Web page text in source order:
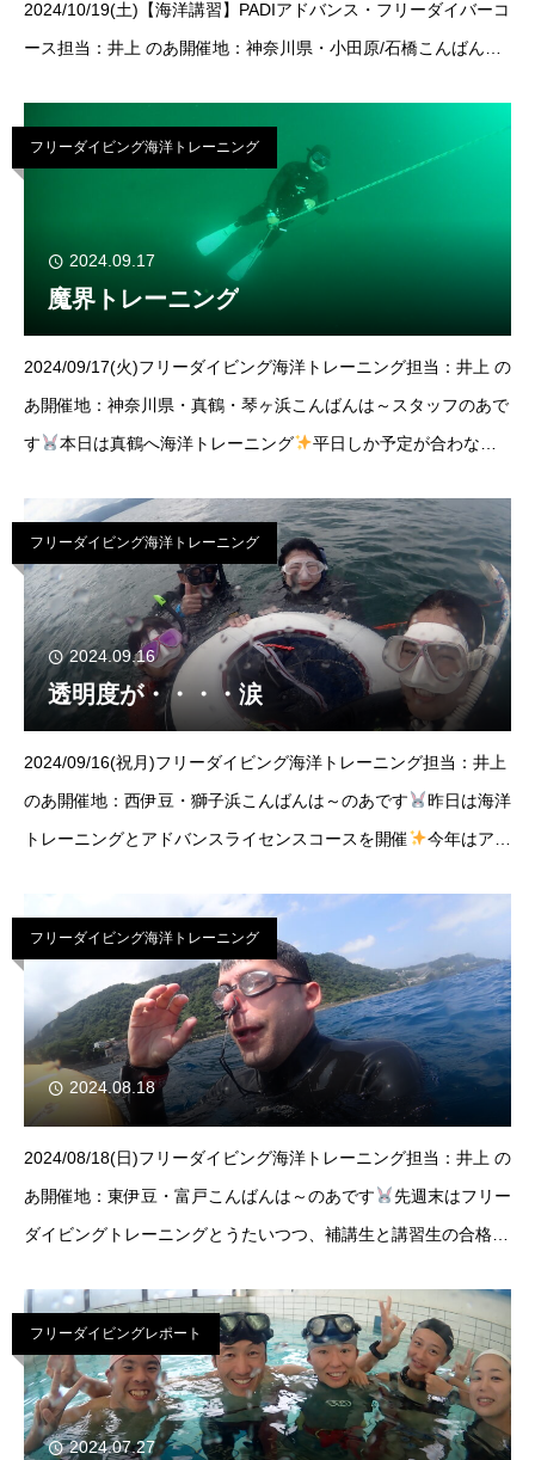
2024/10/19(土)【海洋講習】PADIアドバンス・フリーダイバーコ
ース担当：井上 のあ開催地：神奈川県・小田原/石橋こんばんは
水温少しずつ
フリーダイビング海洋トレーニング
2024.09.17
魔界トレーニング
2024/09/17(火)フリーダイビング海洋トレーニング担当：井上 の
あ開催地：神奈川県・真鶴・琴ヶ浜こんばんは～スタッフのあで
す
本日は真鶴へ海洋トレーニング
平日しか予定が合わない
い透明度を食らったので、神
フリーダイビング海洋トレーニング
2024.09.16
透明度が・・・・涙
2024/09/16(祝月)フリーダイビング海洋トレーニング担当：井上
のあ開催地：西伊豆・獅子浜こんばんは～のあです
昨日は海洋
トレーニングとアドバンスライセンスコースを開催
今年はアド
格的なフリーダイバーが沢
フリーダイビング海洋トレーニング
2024.08.18
2024/08/18(日)フリーダイビング海洋トレーニング担当：井上 の
あ開催地：東伊豆・富戸こんばんは～のあです
先週末はフリー
ダイビングトレーニングとうたいつつ、補講生と講習生の合格を
ちゃくちゃ綺麗で、台風が
フリーダイビングレポート
2024.07.27